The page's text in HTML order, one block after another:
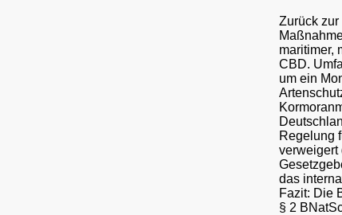
Zurück
maritimer,
CBD.
um ein
Regelung
verweigert
das
Fazit: Die
§ 2